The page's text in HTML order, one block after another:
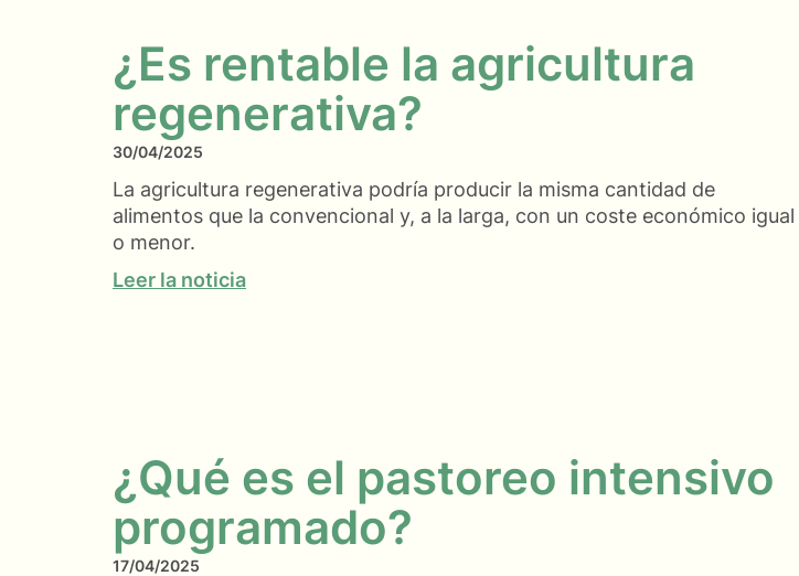
¿Es rentable la agricultura
regenerativa?
30/04/2025
La agricultura regenerativa podría producir la misma cantidad de
alimentos que la convencional y, a la larga, con un coste económico igual
o menor.
Leer la noticia
¿Qué es el pastoreo intensivo
programado?
17/04/2025